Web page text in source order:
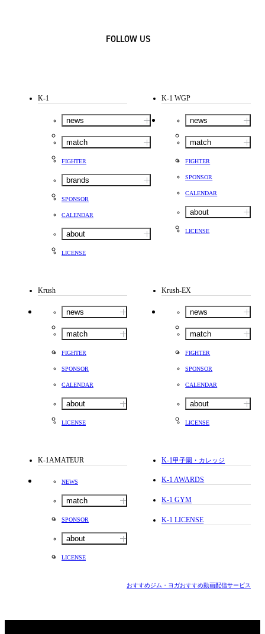
FOLLOW US
K-1
news
match
FIGHTER
brands
SPONSOR
CALENDAR
about
LICENSE
K-1 WGP
news
match
FIGHTER
SPONSOR
CALENDAR
about
LICENSE
Krush
news
match
FIGHTER
SPONSOR
CALENDAR
about
LICENSE
Krush-EX
news
match
FIGHTER
SPONSOR
CALENDAR
about
LICENSE
K-1AMATEUR
NEWS
match
SPONSOR
about
LICENSE
K-1甲子園・カレッジ
K-1 AWARDS
K-1 GYM
K-1 LICENSE
おすすめジム・ヨガおすすめ動画配信サービス